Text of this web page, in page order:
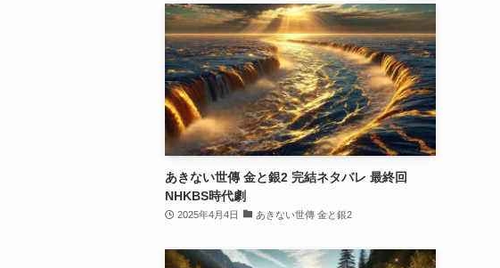
あきない世傳 金と銀2 完結ネタバレ 最終回
NHKBS時代劇
2025年4月4日 あきない世傳 金と銀2